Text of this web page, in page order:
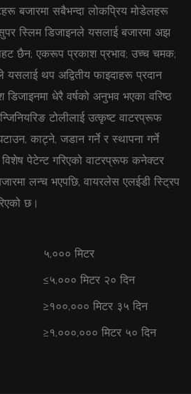
बजारमा सबैभन्दा लोकप्रिय मोडेलहरू
स्लिम डिजाइनले यसलाई बजारमा अझ
छैन; एकरूप प्रकाश प्रभाव; उच्च चमक;
थप अद्वितीय फाइदाहरू प्रदान
डिजाइनमा धेरै वर्षको अनुभव भएका वरिष्ठ
टोलीलाई उत्कृष्ट वाटरप्रूफ
काट्ने, जडान गर्ने र स्थापना गर्ने
पेटेन्ट गरिएको वाटरप्रूफ कनेक्टर
लन्च भएपछि, वायरलेस एलईडी स्ट्रिप
छ।
५,००० मिटर
≤५,००० मिटर २० दिन
≥१००,००० मिटर ३५ दिन
≥१,०००,००० मिटर ५० दिन